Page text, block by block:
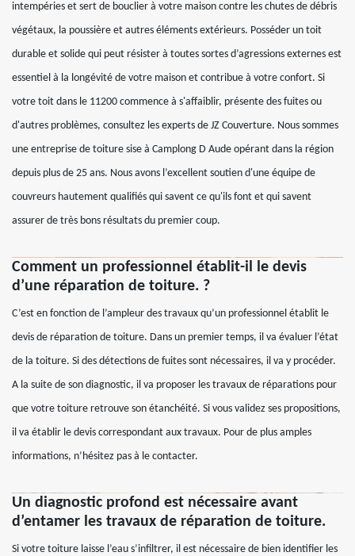
intempéries et sert de bouclier à votre maison contre les chutes de débris
végétaux, la poussière et autres éléments extérieurs. Posséder un toit
durable et solide qui peut résister à toutes sortes d’agressions externes est
essentiel à la longévité de votre maison et contribue à votre confort. Si
votre toit dans le 11200 commence à s'affaiblir, présente des fuites ou
d'autres problèmes, consultez les experts de JZ Couverture. Nous sommes
une entreprise de toiture sise à Camplong D Aude opérant dans la région
depuis plus de 25 ans. Nous avons l’excellent soutien d'une équipe de
couvreurs hautement qualifiés qui savent ce qu'ils font et qui savent
assurer de très bons résultats du premier coup.
Comment un professionnel établit-il le devis
d’une réparation de toiture. ?
C’est en fonction de l’ampleur des travaux qu’un professionnel établit le
devis de réparation de toiture. Dans un premier temps, il va évaluer l’état
de la toiture. Si des détections de fuites sont nécessaires, il va y procéder.
A la suite de son diagnostic, il va proposer les travaux de réparations pour
que votre toiture retrouve son étanchéité. Si vous validez ses propositions,
il va établir le devis correspondant aux travaux. Pour de plus amples
informations, n’hésitez pas à le contacter.
Un diagnostic profond est nécessaire avant
d’entamer les travaux de réparation de toiture.
Si votre toiture laisse l’eau s’infiltrer, il est nécessaire de bien identifier les